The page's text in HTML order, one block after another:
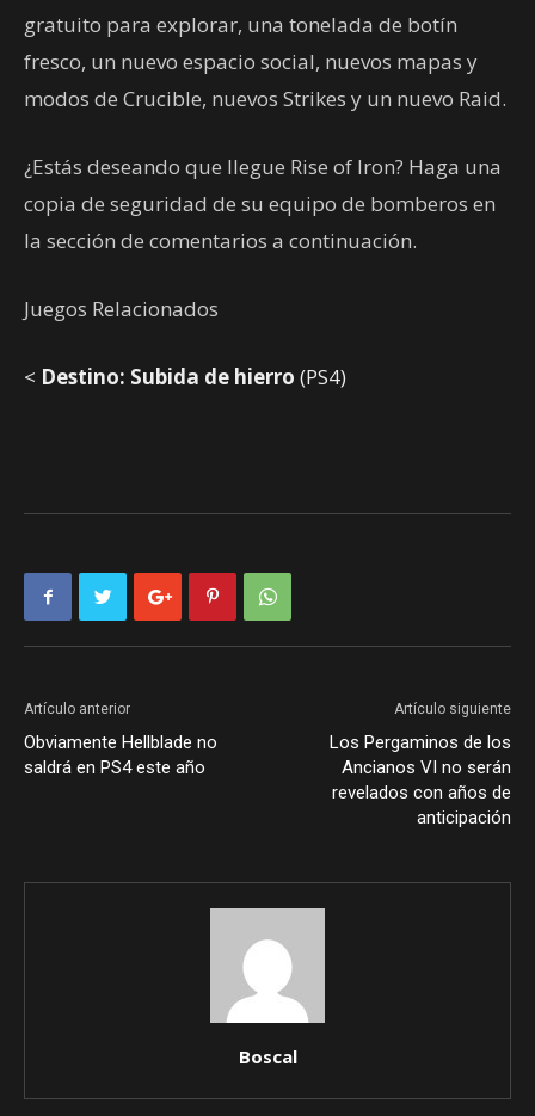
gratuito para explorar, una tonelada de botín
fresco, un nuevo espacio social, nuevos mapas y
modos de Crucible, nuevos Strikes y un nuevo Raid.
¿Estás deseando que llegue Rise of Iron? Haga una
copia de seguridad de su equipo de bomberos en
la sección de comentarios a continuación.
Juegos Relacionados
< Destino: Subida de hierro (PS4)
Artículo anterior
Obviamente Hellblade no
saldrá en PS4 este año
Artículo siguiente
Los Pergaminos de los
Ancianos VI no serán
revelados con años de
anticipación
Boscal